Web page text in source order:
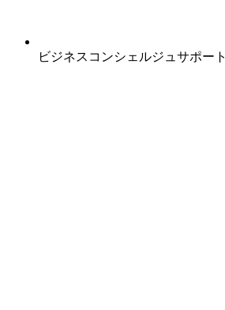
ビジネスコンシェルジュサポート